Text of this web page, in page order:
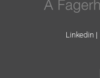
Linkedin